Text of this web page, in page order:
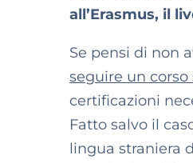
all’Erasmus, il
Se pensi di non
seguire un corso
certificazioni
Fatto salvo il
lingua straniera